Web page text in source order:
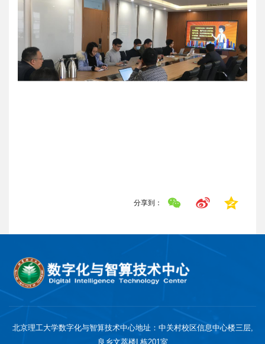
分享到：
北京理工大学数字化与智算技术中心地址：中关村校区信息中心楼三层,
良乡文萃楼L栋201室